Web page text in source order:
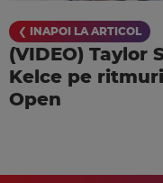
❮ INAPOI LA ARTICOL
(VIDEO) Taylor
Kelce pe
Open